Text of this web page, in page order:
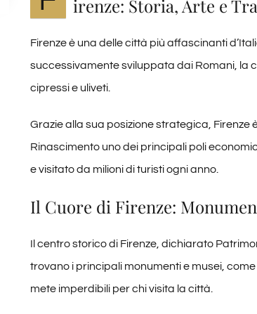
irenze: Storia, Arte e
Firenze è una delle città più affascinanti
successivamente sviluppata dai Romani, la
cipressi e uliveti.
Grazie alla sua posizione strategica, Firenze
Rinascimento uno dei principali poli
e visitato da milioni di turisti ogni anno.
Il Cuore di Firenze:
Il centro storico di Firenze, dichiarato
trovano i principali monumenti e musei, come
mete imperdibili per chi visita la città.